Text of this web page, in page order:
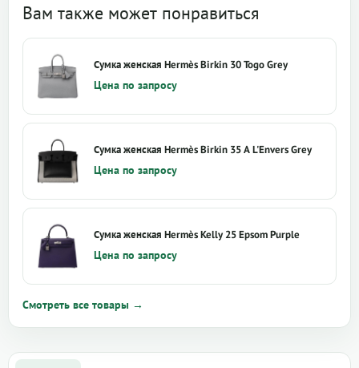
Вам также может понравиться
Сумка женская Hermès Birkin 30 Togo Grey
Цена по запросу
Сумка женская Hermès Birkin 35 A L'Envers Grey
Цена по запросу
Сумка женская Hermès Kelly 25 Epsom Purple
Цена по запросу
Смотреть все товары →